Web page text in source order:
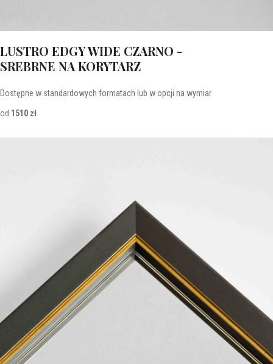
LUSTRO EDGY WIDE CZARNO -
SREBRNE NA KORYTARZ
Dostępne w standardowych formatach lub w opcji na wymiar
od 1510 zł